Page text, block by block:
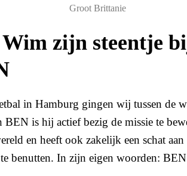
Groot Brittanie
zijn steentje
in Hamburg gingen wij tussen de
is hij actief bezig de missie te
en heeft ook zakelijk een schat
benutten. In zijn eigen woorden: